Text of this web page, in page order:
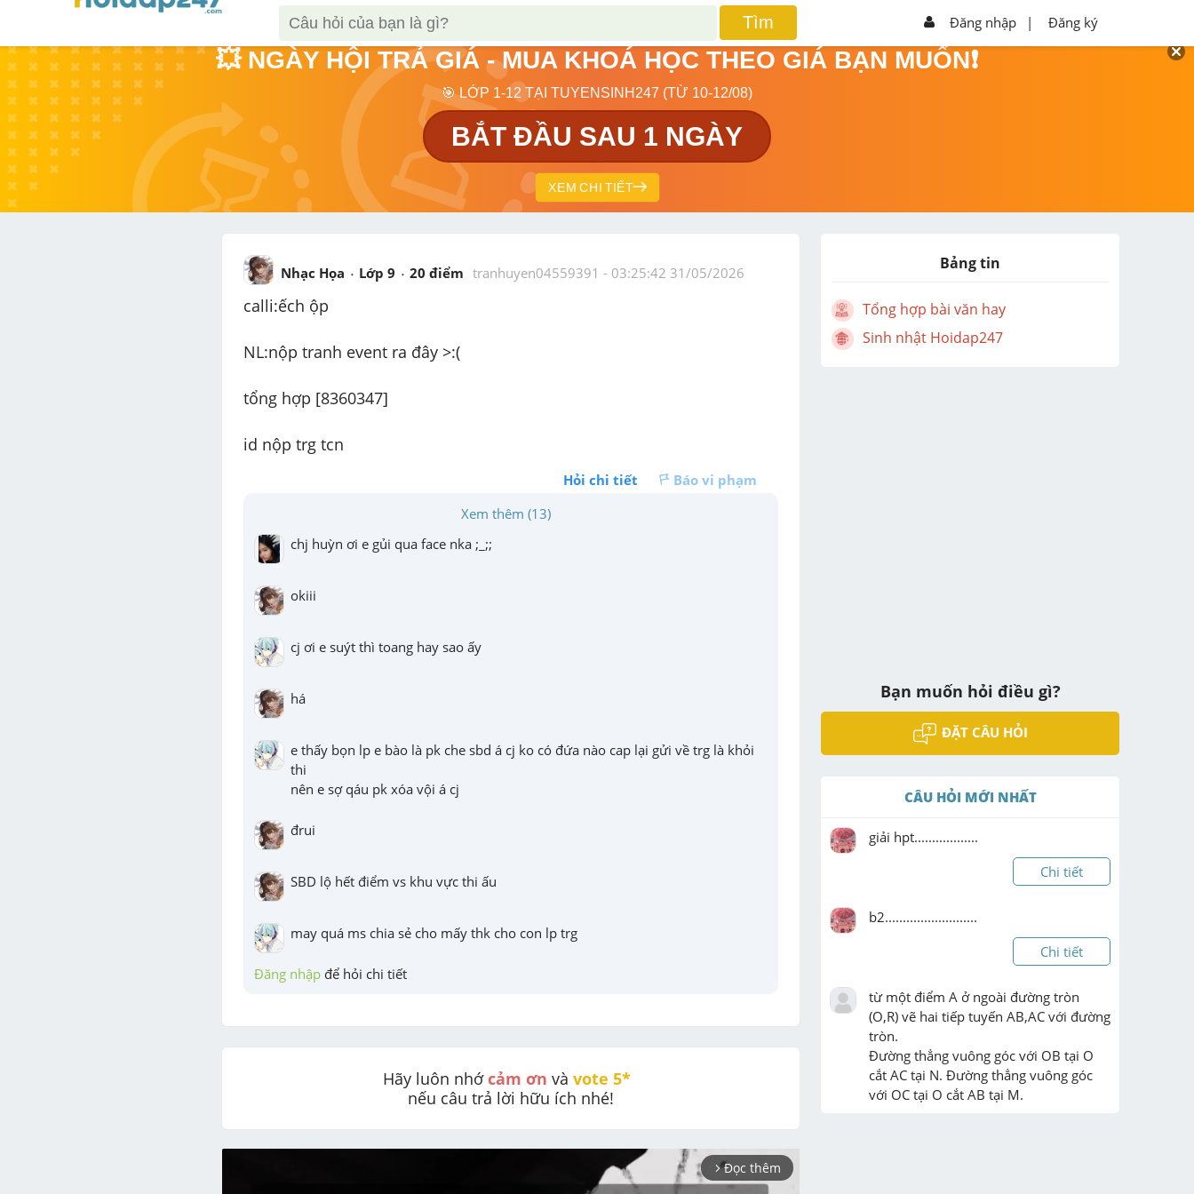
Tìm Đăng nhập | Đăng ký
💥 NGÀY HỘI TRẢ GIÁ - MUA KHOÁ HỌC THEO GIÁ BẠN MUỐN❗
🎯 LỚP 1-12 TẠI TUYENSINH247 (TỪ 10-12/08)
BẮT ĐẦU SAU 1 NGÀY
XEM CHI TIẾT
Nhạc Họa Lớp 9 20 điểm tranhuyen04559391 - 03:25:42 31/05/2026
calli:ếch ộp
NL:nộp tranh event ra đây >:(
tổng hợp [8360347]
id nộp trg tcn
Hỏi chi tiết
Báo vi phạm
Xem thêm (13)
chj huỳn ơi e gủi qua face nka ;_;;
okiii
cj ơi e suýt thì toang hay sao ấy
há
e thấy bọn lp e bào là pk che sbd á cj ko có đứa nào cap lại gửi về trg là khỏi
thi
nên e sợ qáu pk xóa vội á cj
đrui
SBD lộ hết điểm vs khu vực thi ấu
may quá ms chia sẻ cho mấy thk cho con lp trg
Đăng nhập để hỏi chi tiết
Hãy luôn nhớ cảm ơn và vote 5*
nếu câu trả lời hữu ích nhé!
arrow_forward_ios Đọc thêm
Bảng tin
Tổng hợp bài văn hay
Sinh nhật Hoidap247
Bạn muốn hỏi điều gì?
ĐẶT CÂU HỎI
CÂU HỎI MỚI NHẤT
giải hpt..................
Chi tiết
b2..........................
Chi tiết
từ một điểm A ở ngoài đường tròn
(O,R) vẽ hai tiếp tuyến AB,AC với đường
tròn.
Đường thẳng vuông góc với OB tại O
cắt AC tại N. Đường thẳng vuông góc
với OC tại O cắt AB tại M.